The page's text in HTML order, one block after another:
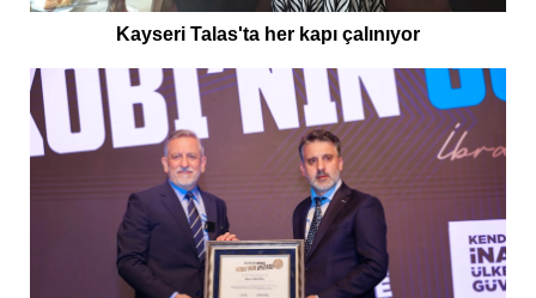
Kayseri Talas'ta her kapı çalınıyor